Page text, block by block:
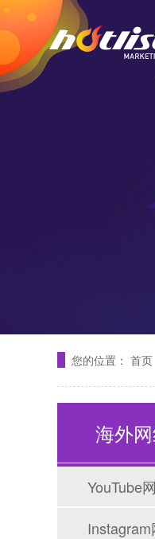
您的位置： 首页
海外
YouTube
Tiktok